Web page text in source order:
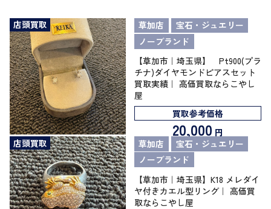
店頭買取 草加店
宝石・ジュエリー
ノーブランド
【草加市｜埼玉県】 Pt900(プラ
チナ)ダイヤモンドピアスセット
買取実績｜ 高価買取ならこやし
屋
買取参考価格
20,000 円
店頭買取
草加店
宝石・ジュエリー
ノーブランド
【草加市｜埼玉県】K18 メレダイ
ヤ付きカエル型リング｜ 高価買
取ならこやし屋